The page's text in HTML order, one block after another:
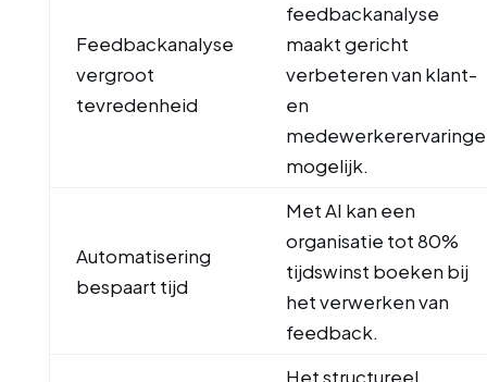
Feedbackanalyse
vergroot
tevredenheid
feedbackanalyse
maakt gericht
verbeteren van klant-
en
mogelijk.
Automatisering
bespaart tijd
Met AI kan een
organisatie tot 80%
tijdswinst boeken bij
het verwerken van
feedback.
Het structureel